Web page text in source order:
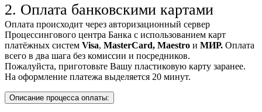
2. Оплата банковскими картами
Оплата происходит через авторизационный сервер
Процессингового центра Банка с использованием карт
платёжных систем Visa, MasterCard, Maestro и МИР. Оплата
всего в два шага без комиссии и посредников.
Пожалуйста, приготовьте Вашу пластиковую карту заранее.
На оформление платежа выделяется 20 минут.
Описание процесса оплаты: